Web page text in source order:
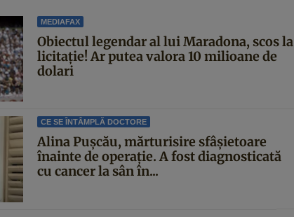
MEDIAFAX
Obiectul legendar al lui Maradona, scos la
licitație! Ar putea valora 10 milioane de
dolari
CE SE ÎNTÂMPLĂ DOCTORE
Alina Pușcău, mărturisire sfâșietoare
înainte de operație. A fost diagnosticată
cu cancer la sân în...